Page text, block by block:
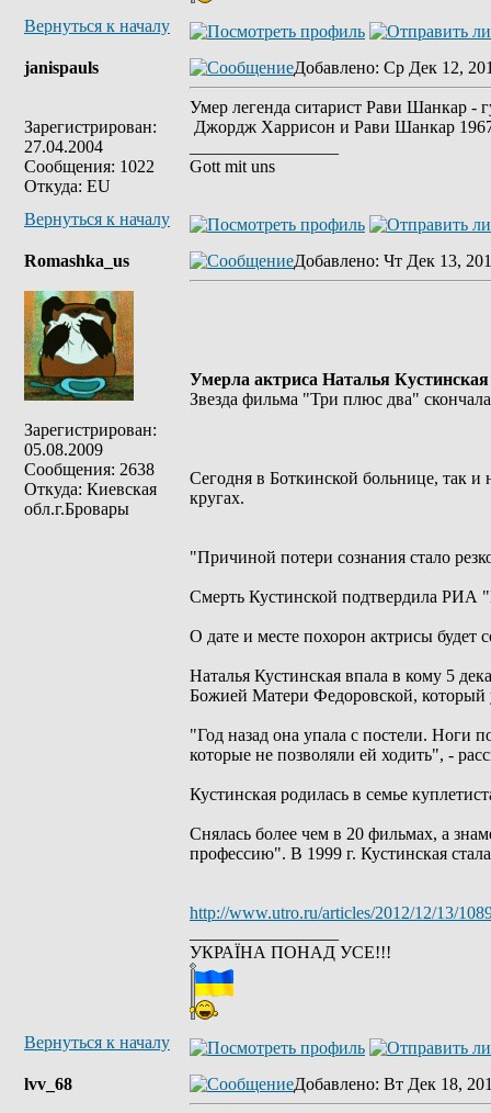
Вернуться к началу
janispauls
Зарегистрирован:
27.04.2004
Сообщения: 1022
Откуда: EU
Добавлено: Ср Дек 12,
Умер легенда ситарист Рави Шанкар
Джордж Харрисон и Рави Шанкар
Gott mit uns
Вернуться к началу
Romashka_us
Зарегистрирован:
05.08.2009
Сообщения: 2638
Откуда: Киевская
обл.г.Бровары
Добавлено: Чт Дек 13,
Умерла актриса Наталья Кустинская
Звезда фильма "Три плюс два"
Сегодня в Боткинской больнице, так
кругах.
"Причиной потери сознания стало
Смерть Кустинской подтвердила РИА
О дате и месте похорон актрисы будет
Наталья Кустинская впала в кому 5
Божией Матери Федоровской, который
"Год назад она упала с постели. Ноги
которые не позволяли ей ходить", -
Кустинская родилась в семье
Снялась более чем в 20 фильмах, а
профессию". В 1999 г. Кустинская
http://www.utro.ru/articles/2012/12/13/
УКРАЇНА ПОНАД УСЕ!!!
Вернуться к началу
lvv_68 Добавлено: Вт Дек 18,